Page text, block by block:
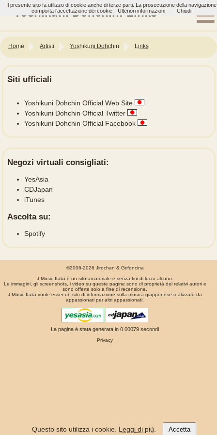
Questo sito utilizza i cookie. Leggi di più Accetta
Yoshikuni Dohchin: Links
Home Artisti Yoshikuni Dohchin Links
Siti ufficiali
Yoshikuni Dohchin Official Web Site
Yoshikuni Dohchin Official Twitter
Yoshikuni Dohchin Official Facebook
Negozi virtuali consigliati:
YesAsia
CDJapan
iTunes
Ascolta su:
Spotify
©2006-2026 Jirochan & Grifoncina
J-Music Italia è un sito amatoriale e senza fini di lucro alcuno.
Le immagini, gli screenshots, i video su queste pagine sono di proprietà dei relativi autori e
sono offerte solo a fine di recensione.
J-Music Italia vuole esser un sito di informazione sulla musica giapponese realizzato da
appassionati per altri appassionati.
La pagina é stata generata in 0.00079 secondi
Privacy
Il presente sito fa utilizzo di cookie anche di terze parti. La prosecuzione della navigazione
comporta l'accettazione dei cookie.
Ulteriori informazioni Chiudi